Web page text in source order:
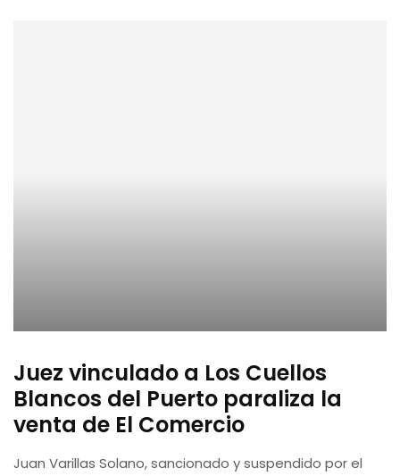
Juez vinculado a Los Cuellos
Blancos del Puerto paraliza la
venta de El Comercio
Juan Varillas Solano, sancionado y suspendido por el